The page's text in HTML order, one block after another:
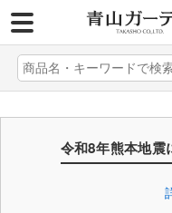
令和8年熊本地震